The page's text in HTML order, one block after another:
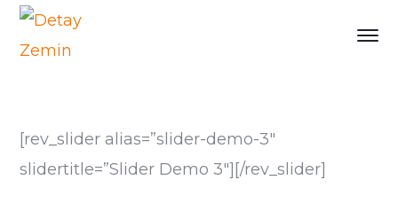
[rev_slider alias=”slider-demo-3″
slidertitle=”Slider Demo 3″][/rev_slider]